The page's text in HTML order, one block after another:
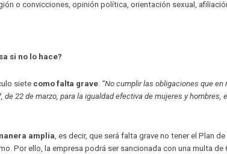
o convicciones, opinión política, orientación sexual,
si no lo hace?
siete como falta grave: “No cumplir las obligaciones que
22 de marzo, para la igualdad efectiva de mujeres y hombres,
amplia, es decir, que será falta grave no tener el Plan
Por ello, la empresa podrá ser sancionada con una multa de